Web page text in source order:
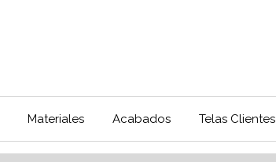
Materiales Acabados Telas Clientes